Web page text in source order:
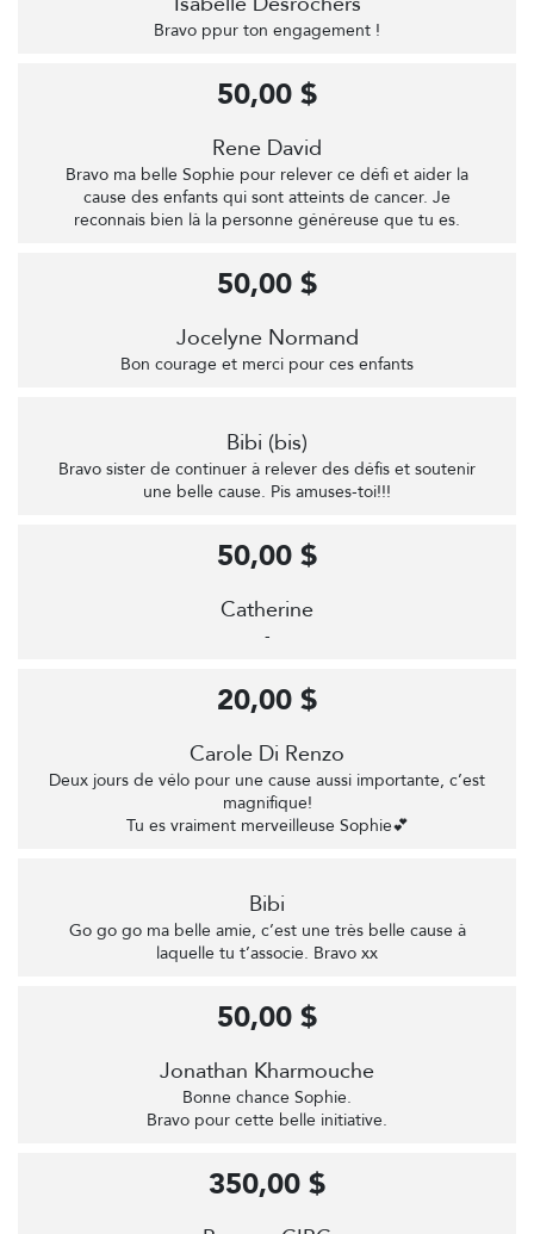
Bravo ppur ton engagement !
Rene David
Bravo ma belle Sophie pour relever ce défi et aider la
cause des enfants qui sont atteints de cancer. Je
reconnais bien là la personne généreuse que tu es.
50,00 $
Jocelyne Normand
Bon courage et merci pour ces enfants
50,00 $
Bibi (bis)
Bravo sister de continuer à relever des défis et soutenir
une belle cause. Pis amuses-toi!!!
Catherine
-
50,00 $
Carole Di Renzo
Deux jours de vélo pour une cause aussi importante, c’est
magnifique!
Tu es vraiment merveilleuse Sophie💕
20,00 $
Bibi
Go go go ma belle amie, c’est une très belle cause à
laquelle tu t’associe. Bravo xx
Jonathan Kharmouche
Bonne chance Sophie.
Bravo pour cette belle initiative.
50,00 $
350,00 $